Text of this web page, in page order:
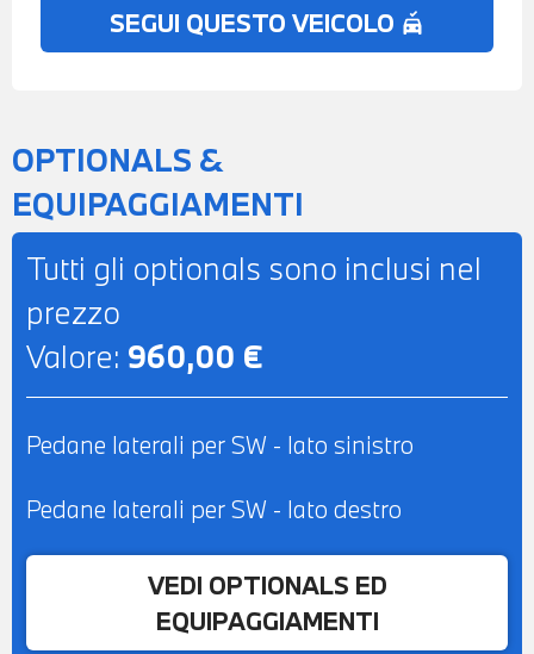
CENTRALE ANTERIORE - POSSIBILITA' DI
FINANZIAMENTO ANCHE PER L'INTERO
IMPORTO
SEGUI QUESTO VEICOLO no_crash
OPTIONALS &
EQUIPAGGIAMENTI
Tutti gli optionals sono inclusi nel
prezzo
Valore: 960,00 €
Pedane laterali per SW - lato sinistro
Pedane laterali per SW - lato destro
VEDI OPTIONALS ED
EQUIPAGGIAMENTI